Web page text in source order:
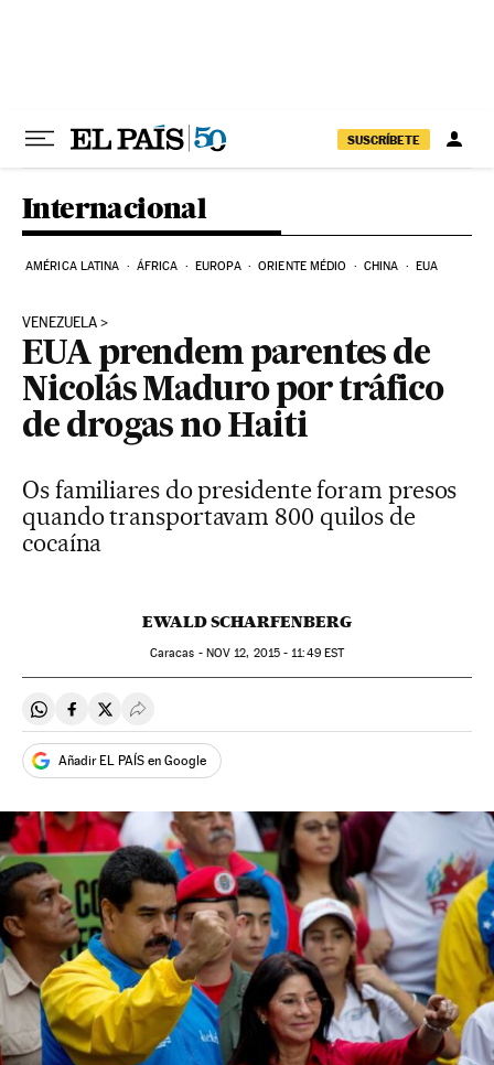
SUSCRÍBETE
Internacional
AMÉRICA LATINA ÁFRICA EUROPA ORIENTE MÉDIO CHINA EUA
VENEZUELA
EUA prendem parentes de
Nicolás Maduro por tráfico
de drogas no Haiti
Os familiares do presidente foram presos
quando transportavam 800 quilos de
cocaína
EWALD SCHARFENBERG
Caracas - NOV 12, 2015 - 11:49EST
Compartir en Whatsapp
Compartir en Facebook
Compartir en Twitter
Desplegar Redes Sociales
Añadir EL PAÍS en Google